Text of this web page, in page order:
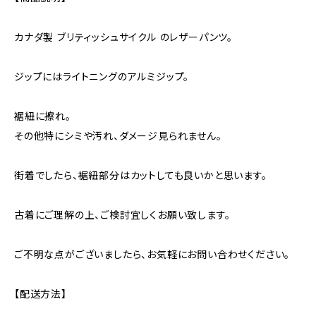
カナダ製 ブリティッシュサイクル のレザーパンツ。
ジップにはライトニングのアルミジップ。
裾紐に擦れ。
その他特にシミや汚れ、ダメージ見られません。
街着でしたら、裾紐部分はカットしても良いかと思います。
古着にご理解の上、ご検討宜しくお願い致します。
ご不明な点がございましたら、お気軽にお問い合わせください。
【配送方法】